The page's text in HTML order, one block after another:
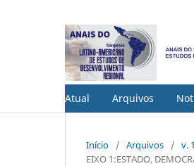
Atual Arquivos
Início / Arquivos / v.
EIXO 1:ESTADO,